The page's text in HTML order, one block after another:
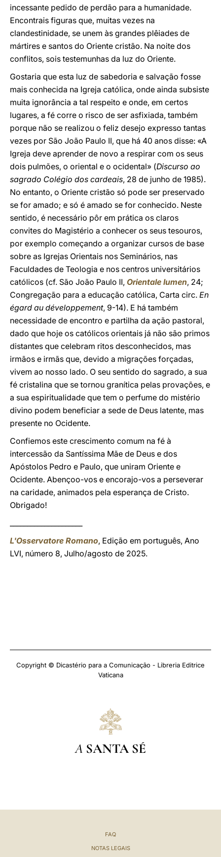
incessante pedido de perdão para a humanidade.
Encontrais figuras que, muitas vezes na
clandestinidade, se unem às grandes plêiades de
mártires e santos do Oriente cristão. Na noite dos
conflitos, sois testemunhas da luz do Oriente.
Gostaria que esta luz de sabedoria e salvação fosse
mais conhecida na Igreja católica, onde ainda subsiste
muita ignorância a tal respeito e onde, em certos
lugares, a fé corre o risco de ser asfixiada, também
porque não se realizou o feliz desejo expresso tantas
vezes por São João Paulo II, que há 40 anos disse: «A
Igreja deve aprender de novo a respirar com os seus
dois pulmões, o oriental e o ocidental» (Discurso ao
sagrado Colégio dos cardeais, 28 de junho de 1985).
No entanto, o Oriente cristão só pode ser preservado
se for amado; e só é amado se for conhecido. Neste
sentido, é necessário pôr em prática os claros
convites do Magistério a conhecer os seus tesouros,
por exemplo começando a organizar cursos de base
sobre as Igrejas Orientais nos Seminários, nas
Faculdades de Teologia e nos centros universitários
católicos (cf. São João Paulo II, Orientale lumen, 24;
Congregação para a educação católica, Carta circ. En
égard au développement, 9-14). E há também
necessidade de encontro e partilha da ação pastoral,
dado que hoje os católicos orientais já não são primos
distantes que celebram ritos desconhecidos, mas
irmãos e irmãs que, devido a migrações forçadas,
vivem ao nosso lado. O seu sentido do sagrado, a sua
fé cristalina que se tornou granítica pelas provações, e
a sua espiritualidade que tem o perfume do mistério
divino podem beneficiar a sede de Deus latente, mas
presente no Ocidente.
Confiemos este crescimento comum na fé à
intercessão da Santíssima Mãe de Deus e dos
Apóstolos Pedro e Paulo, que uniram Oriente e
Ocidente. Abençoo-vos e encorajo-vos a perseverar
na caridade, animados pela esperança de Cristo.
Obrigado!
L'Osservatore Romano, Edição em português, Ano
LVI, número 8, Julho/agosto de 2025.
Copyright © Dicastério para a Comunicação - Libreria Editrice
Vaticana
A SANTA SÉ
FAQ
NOTAS LEGAIS